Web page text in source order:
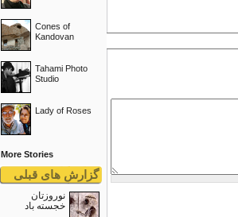
Cones of
Kandovan
Tahami Photo
Studio
Lady of Roses
More Stories
گزارش های قبلی
نوروزتان
خجسته باد